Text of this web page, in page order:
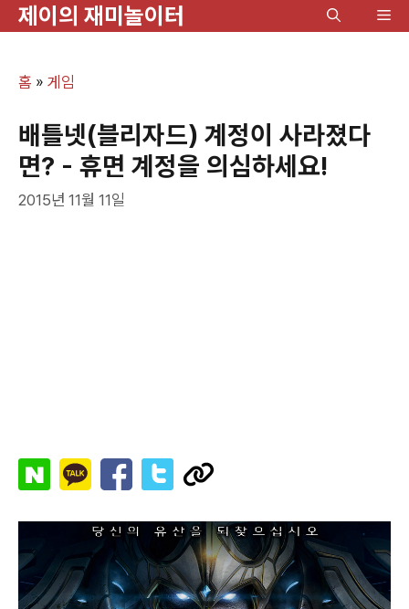
제이의 재미놀이터
메
홈 » 게임
배틀넷(블리자드) 계정이 사라졌다
면? - 휴면 계정을 의심하세요!
2015년 11월 11일